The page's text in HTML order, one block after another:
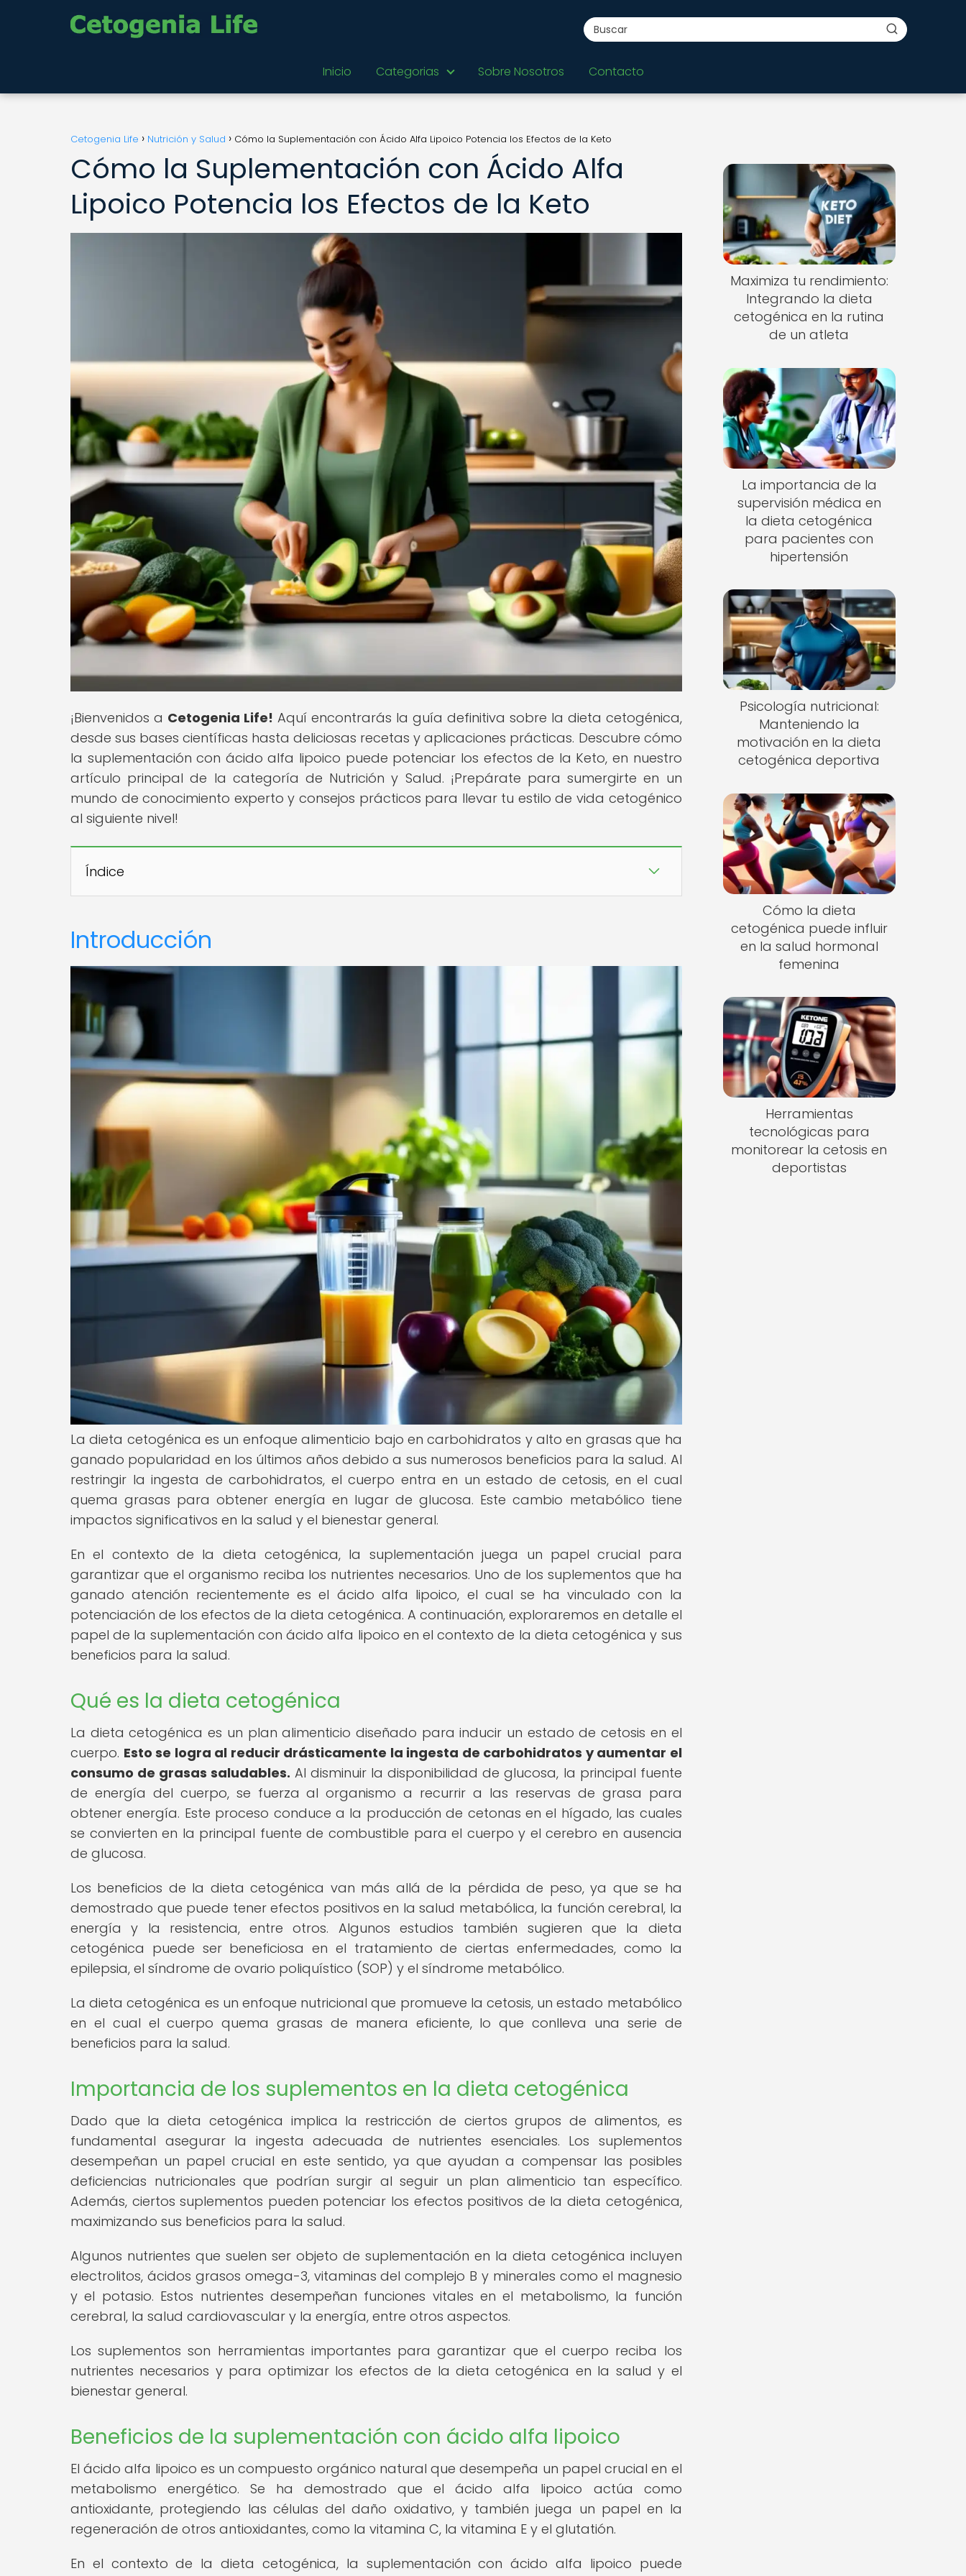
Inicio Categorias Sobre Nosotros Contacto
Cetogenia Life Nutrición y Salud Cómo la Suplementación con Ácido Alfa Lipoico Potencia los Efectos de la Keto
Cómo la Suplementación con Ácido Alfa
Lipoico Potencia los Efectos de la Keto
¡Bienvenidos a Cetogenia Life! Aquí encontrarás la guía definitiva sobre la dieta cetogénica,
desde sus bases científicas hasta deliciosas recetas y aplicaciones prácticas. Descubre cómo
la suplementación con ácido alfa lipoico puede potenciar los efectos de la Keto, en nuestro
artículo principal de la categoría de Nutrición y Salud. ¡Prepárate para sumergirte en un
mundo de conocimiento experto y consejos prácticos para llevar tu estilo de vida cetogénico
al siguiente nivel!
Índice
Introducción
La dieta cetogénica es un enfoque alimenticio bajo en carbohidratos y alto en grasas que ha
ganado popularidad en los últimos años debido a sus numerosos beneficios para la salud. Al
restringir la ingesta de carbohidratos, el cuerpo entra en un estado de cetosis, en el cual
quema grasas para obtener energía en lugar de glucosa. Este cambio metabólico tiene
impactos significativos en la salud y el bienestar general.
En el contexto de la dieta cetogénica, la suplementación juega un papel crucial para
garantizar que el organismo reciba los nutrientes necesarios. Uno de los suplementos que ha
ganado atención recientemente es el ácido alfa lipoico, el cual se ha vinculado con la
potenciación de los efectos de la dieta cetogénica. A continuación, exploraremos en detalle el
papel de la suplementación con ácido alfa lipoico en el contexto de la dieta cetogénica y sus
beneficios para la salud.
Qué es la dieta cetogénica
La dieta cetogénica es un plan alimenticio diseñado para inducir un estado de cetosis en el
cuerpo. Esto se logra al reducir drásticamente la ingesta de carbohidratos y aumentar el
consumo de grasas saludables. Al disminuir la disponibilidad de glucosa, la principal fuente
de energía del cuerpo, se fuerza al organismo a recurrir a las reservas de grasa para
obtener energía. Este proceso conduce a la producción de cetonas en el hígado, las cuales
se convierten en la principal fuente de combustible para el cuerpo y el cerebro en ausencia
de glucosa.
Los beneficios de la dieta cetogénica van más allá de la pérdida de peso, ya que se ha
demostrado que puede tener efectos positivos en la salud metabólica, la función cerebral, la
energía y la resistencia, entre otros. Algunos estudios también sugieren que la dieta
cetogénica puede ser beneficiosa en el tratamiento de ciertas enfermedades, como la
epilepsia, el síndrome de ovario poliquístico (SOP) y el síndrome metabólico.
La dieta cetogénica es un enfoque nutricional que promueve la cetosis, un estado metabólico
en el cual el cuerpo quema grasas de manera eficiente, lo que conlleva una serie de
beneficios para la salud.
Importancia de los suplementos en la dieta cetogénica
Dado que la dieta cetogénica implica la restricción de ciertos grupos de alimentos, es
fundamental asegurar la ingesta adecuada de nutrientes esenciales. Los suplementos
desempeñan un papel crucial en este sentido, ya que ayudan a compensar las posibles
deficiencias nutricionales que podrían surgir al seguir un plan alimenticio tan específico.
Además, ciertos suplementos pueden potenciar los efectos positivos de la dieta cetogénica,
maximizando sus beneficios para la salud.
Algunos nutrientes que suelen ser objeto de suplementación en la dieta cetogénica incluyen
electrolitos, ácidos grasos omega-3, vitaminas del complejo B y minerales como el magnesio
y el potasio. Estos nutrientes desempeñan funciones vitales en el metabolismo, la función
cerebral, la salud cardiovascular y la energía, entre otros aspectos.
Los suplementos son herramientas importantes para garantizar que el cuerpo reciba los
nutrientes necesarios y para optimizar los efectos de la dieta cetogénica en la salud y el
bienestar general.
Beneficios de la suplementación con ácido alfa lipoico
El ácido alfa lipoico es un compuesto orgánico natural que desempeña un papel crucial en el
metabolismo energético. Se ha demostrado que el ácido alfa lipoico actúa como
antioxidante, protegiendo las células del daño oxidativo, y también juega un papel en la
regeneración de otros antioxidantes, como la vitamina C, la vitamina E y el glutatión.
En el contexto de la dieta cetogénica, la suplementación con ácido alfa lipoico puede
Maximiza tu rendimiento:
Integrando la dieta
cetogénica en la rutina
de un atleta
La importancia de la
supervisión médica en
la dieta cetogénica
para pacientes con
hipertensión
Psicología nutricional:
Manteniendo la
motivación en la dieta
cetogénica deportiva
Cómo la dieta
cetogénica puede influir
en la salud hormonal
femenina
Herramientas
tecnológicas para
monitorear la cetosis en
deportistas